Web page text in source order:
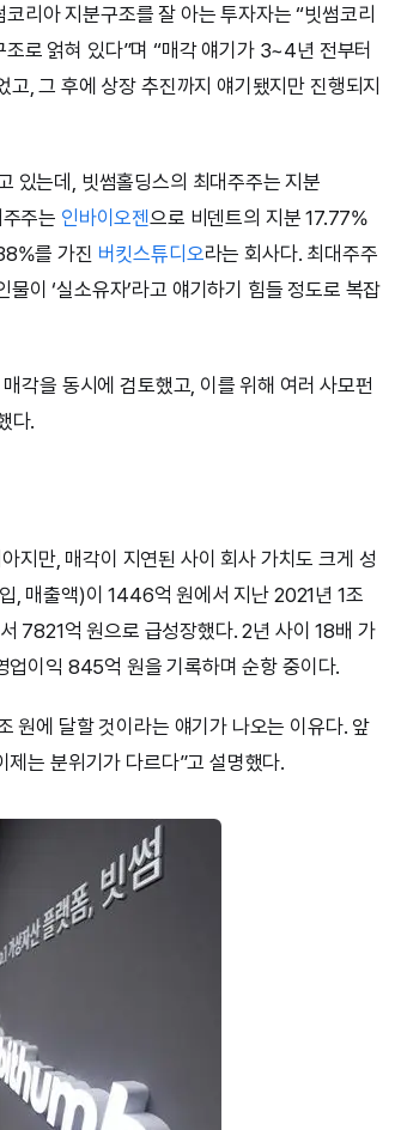
리아 지분구조를 잘 아는 투자자는 “빗썸코리
로 얽혀 있다”며 “매각 얘기가 3~4년 전부터
, 그 후에 상장 추진까지 얘기됐지만 진행되지
있는데, 빗썸홀딩스의 최대주주는 지분
주는 인바이오젠으로 비덴트의 지분 17.77%
를 가진 버킷스튜디오라는 회사다. 최대주주
이 ‘실소유자’라고 얘기하기 힘들 정도로 복잡
각을 동시에 검토했고, 이를 위해 여러 사모펀
다.
지만, 매각이 지연된 사이 회사 가치도 크게 성
, 매출액)이 1446억 원에서 지난 2021년 1조
7821억 원으로 급성장했다. 2년 사이 18배 가
업이익 845억 원을 기록하며 순항 중이다.
원에 달할 것이라는 얘기가 나오는 이유다. 앞
는 분위기가 다르다”고 설명했다.